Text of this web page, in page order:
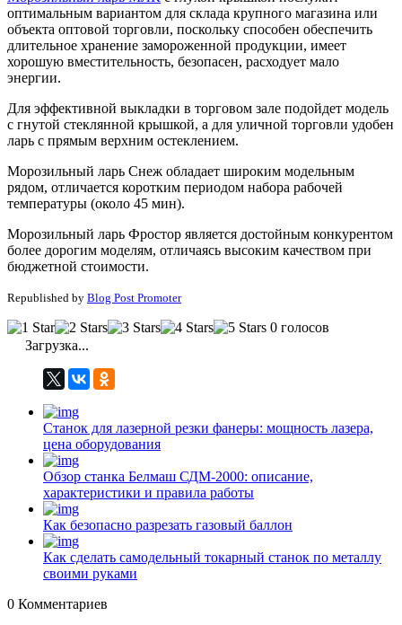
оптимальным вариантом для склада крупного магазина или
объекта оптовой торговли, поскольку способен обеспечить
длительное хранение замороженной продукции, имеет
хорошую вместительность, безопасен, расходует мало
энергии.
Для эффективной выкладки в торговом зале подойдет модель
с гнутой стеклянной крышкой, а для уличной торговли удобен
ларь с прямым верхним остеклением.
Морозильный ларь Снеж обладает широким модельным
рядом, отличается коротким периодом набора рабочей
температуры (около 45 мин).
Морозильный ларь Фростор является достойным конкурентом
более дорогим моделям, отличаясь высоким качеством при
бюджетной стоимости.
Republished by Blog Post Promoter
0 голосов
Загрузка...
Станок для лазерной резки фанеры: мощность лазера,
цена оборудования
Обзор станка Белмаш СДМ-2000: описание,
характеристики и правила работы
Как безопасно разрезать газовый баллон
Как сделать самодельный токарный станок по металлу
своими руками
0 Комментариев